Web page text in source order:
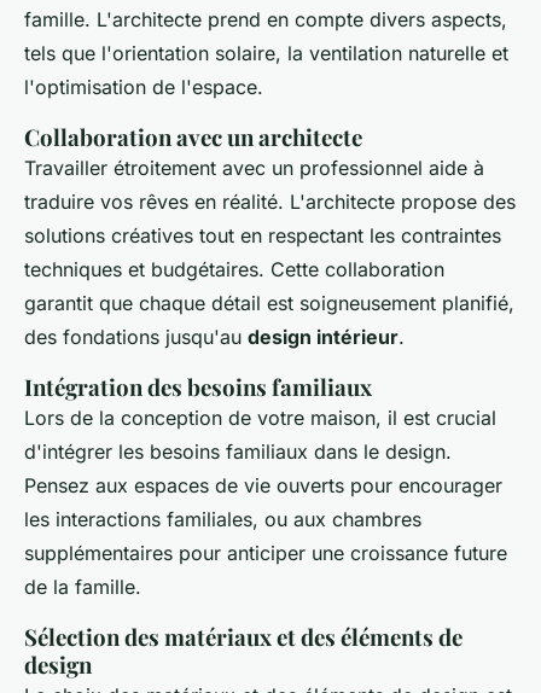
famille. L'architecte prend en compte divers aspects,
tels que l'orientation solaire, la ventilation naturelle et
l'optimisation de l'espace.
Collaboration avec un architecte
Travailler étroitement avec un professionnel aide à
traduire vos rêves en réalité. L'architecte propose des
solutions créatives tout en respectant les contraintes
techniques et budgétaires. Cette collaboration
garantit que chaque détail est soigneusement planifié,
des fondations jusqu'au design intérieur.
Intégration des besoins familiaux
Lors de la conception de votre maison, il est crucial
d'intégrer les besoins familiaux dans le design.
Pensez aux espaces de vie ouverts pour encourager
les interactions familiales, ou aux chambres
supplémentaires pour anticiper une croissance future
de la famille.
Sélection des matériaux et des éléments de
design